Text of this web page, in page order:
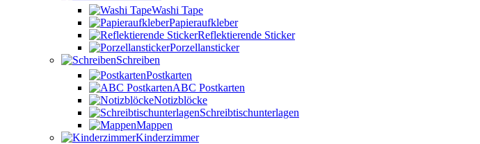
Washi Tape
Papieraufkleber
Reflektierende Sticker
Porzellansticker
Schreiben
Postkarten
ABC Postkarten
Notizblöcke
Schreibtischunterlagen
Mappen
Kinderzimmer